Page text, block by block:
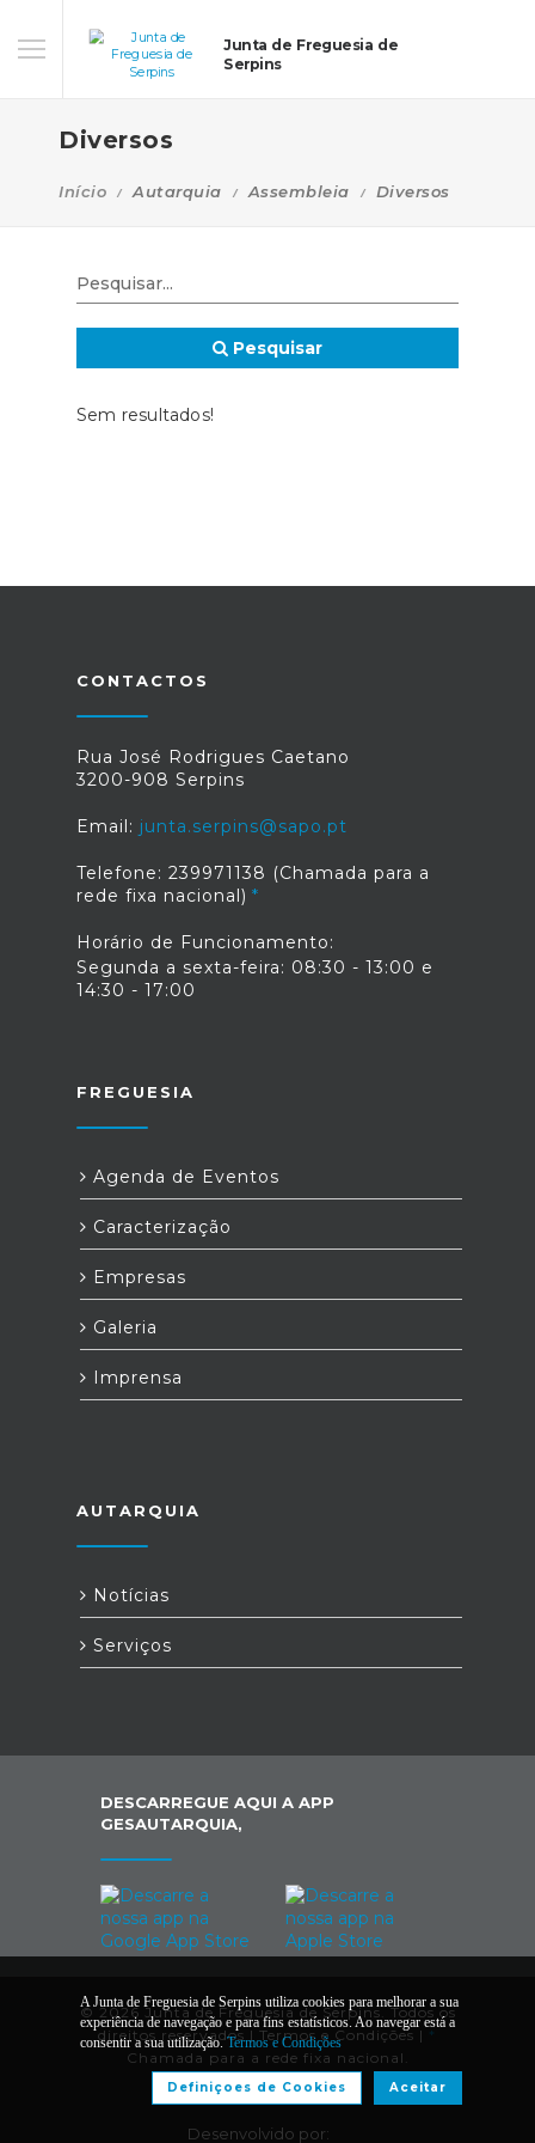
Junta de Freguesia de
Serpins
Diversos
Início Autarquia Assembleia Diversos
Pesquisar
Sem resultados!
CONTACTOS
Rua José Rodrigues Caetano
3200-908 Serpins
Email: junta.serpins@sapo.pt
Telefone: 239971138 (Chamada para a
rede fixa nacional)
Horário de Funcionamento:
Segunda a sexta-feira: 08:30 - 13:00 e
14:30 - 17:00
FREGUESIA
Agenda de Eventos
Caracterização
Empresas
Galeria
Imprensa
AUTARQUIA
Notícias
Serviços
DESCARREGUE AQUI A APP
GESAUTARQUIA,
© 2026 Junta de Freguesia de Serpins. Todos os
direitos reservados | Termos e Condições | *
Chamada para a rede fixa nacional.
Desenvolvido por:
A Junta de Freguesia de Serpins utiliza cookies para melhorar a sua
experiência de navegação e para fins estatísticos. Ao navegar está a
consentir a sua utilização.Termos e Condições
Aceitar
Definiçoes de Cookies